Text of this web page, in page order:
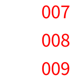
007
008
009